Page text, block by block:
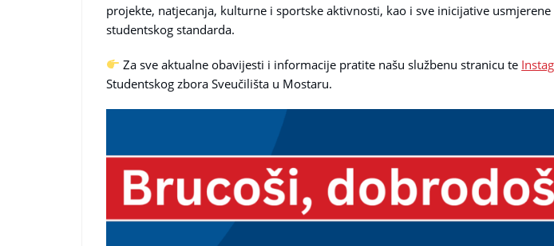
projekte, natjecanja, kulturne i sportske aktivnosti, kao i sve inicijative
studentskog standarda.
Za sve aktualne obavijesti i informacije pratite našu službenu stranicu te
Studentskog zbora Sveučilišta u Mostaru.